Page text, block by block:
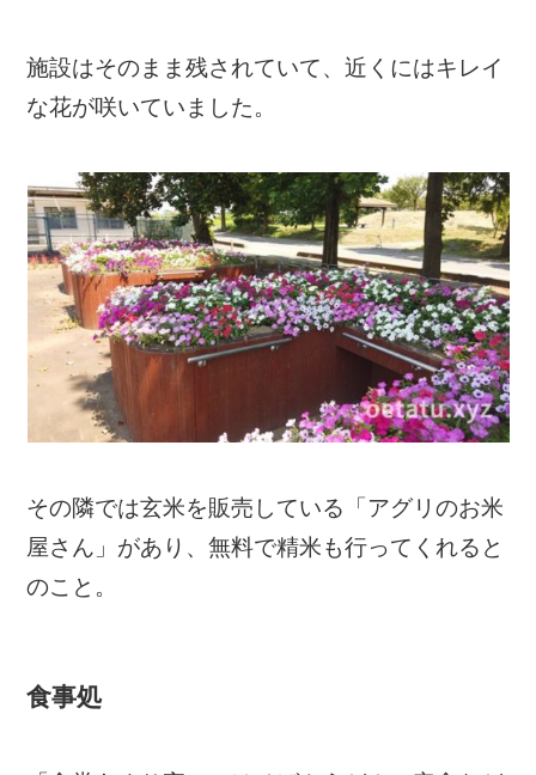
施設はそのまま残されていて、近くにはキレイ
な花が咲いていました。
その隣では玄米を販売している「アグリのお米
屋さん」があり、無料で精米も行ってくれると
のこと。
食事処